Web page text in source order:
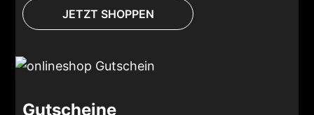
JETZT SHOPPEN
Gutscheine